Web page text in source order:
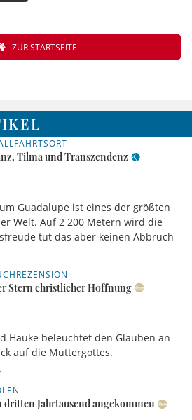
ZUR STARTSEITE
Tilma und Transzendenz
Guadalupe ist eines der größten
Welt. Auf 2 200 Metern wird die
tut das aber keinen Abbruch
Stern christlicher Hoffnung
Hauke beleuchtet den Glauben an
auf die Muttergottes.
dritten Jahrtausend angekommen